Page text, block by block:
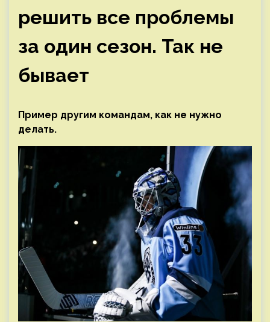
решить все проблемы
за один сезон. Так не
бывает
Пример другим командам, как не нужно
делать.